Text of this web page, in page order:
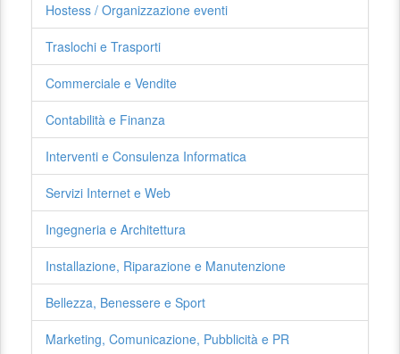
Hostess / Organizzazione eventi
Traslochi e Trasporti
Commerciale e Vendite
Contabilità e Finanza
Interventi e Consulenza Informatica
Servizi Internet e Web
Ingegneria e Architettura
Installazione, Riparazione e Manutenzione
Bellezza, Benessere e Sport
Marketing, Comunicazione, Pubblicità e PR